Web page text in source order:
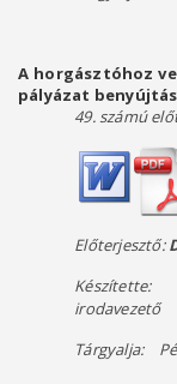
A horgásztóhoz
pályázat
49. számú
Előterjesztő:
Készítette:
irodavezető
Tárgyalja: